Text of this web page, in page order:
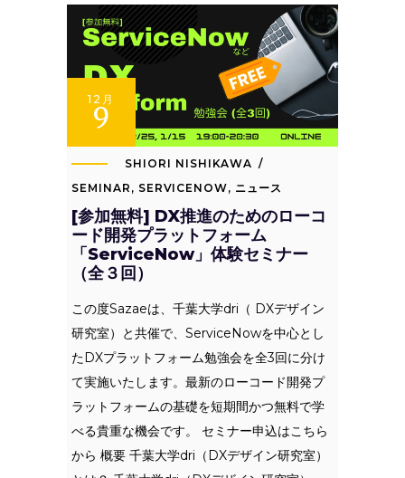
12月
9
SHIORI NISHIKAWA
SEMINAR , SERVICENOW, ニュース
[参加無料] DX推進のためのローコ
ード開発プラットフォーム
「ServiceNow」体験セミナー
（全３回）
この度Sazaeは、千葉大学dri（ DXデザイン
研究室）と共催で、ServiceNowを中心とし
たDXプラットフォーム勉強会を全3回に分け
て実施いたします。最新のローコード開発プ
ラットフォームの基礎を短期間かつ無料で学
べる貴重な機会です。 セミナー申込はこちら
から 概要 千葉大学dri（DXデザイン研究室）